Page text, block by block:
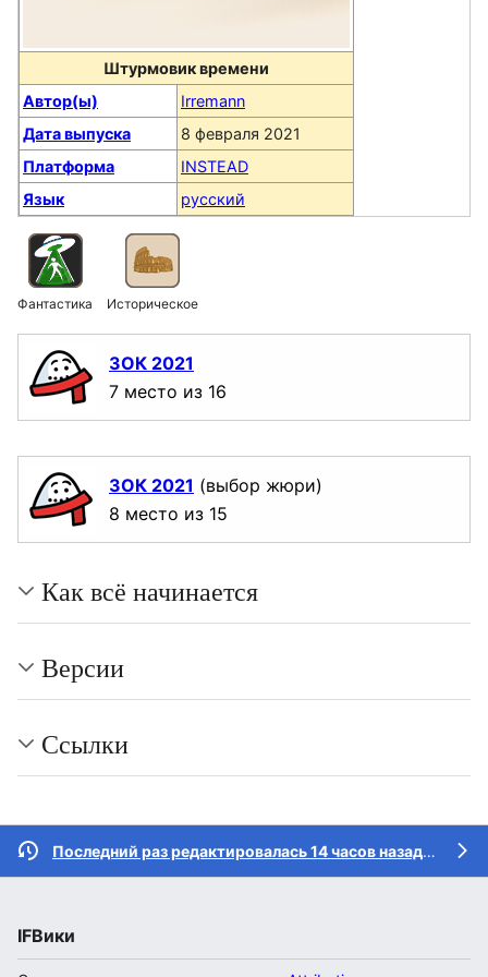
Штурмовик времени
Автор(ы)
Irremann
Дата выпуска
8 февраля 2021
Платформа
INSTEAD
Язык
русский
Фантастика Историческое
ЗОК 2021
7 место из 16
ЗОК 2021 (выбор жюри)
8 место из 15
Как всё начинается
Версии
Ссылки
Последний раз редактировалась 14 часов назад
IFВики